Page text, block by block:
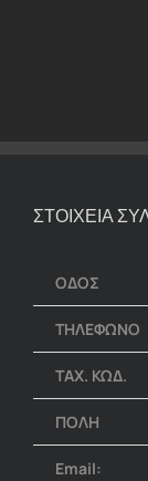
ΣΤΟΙΧΕΙΑ
ΟΔΟΣ
ΤΗΛΕΦΩΝΟ
ΤΑΧ. ΚΩΔ.
ΠΟΛΗ
Email: